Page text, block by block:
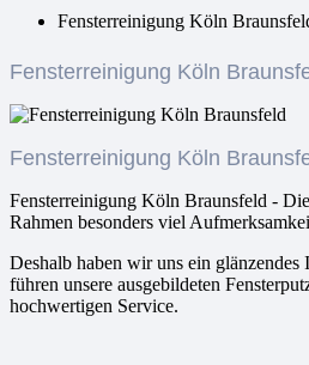
Fensterreinigung Köln
Fensterreinigung Köln
Fensterreinigung Köln
Fensterreinigung Köln Braunsfeld -
Rahmen besonders viel
Deshalb haben wir uns ein
führen unsere ausgebildeten
hochwertigen Service.